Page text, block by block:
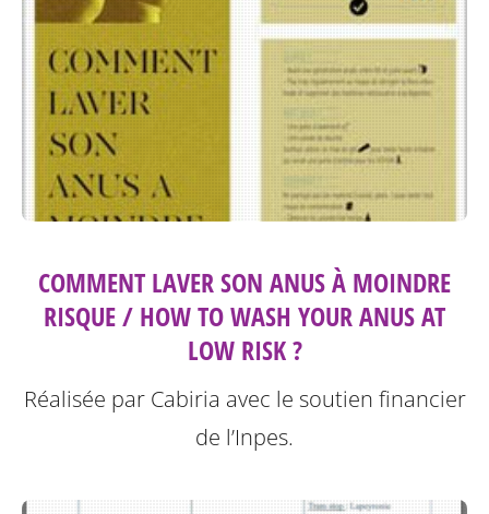
COMMENT LAVER SON ANUS À MOINDRE
RISQUE / HOW TO WASH YOUR ANUS AT
LOW RISK ?
Réalisée par Cabiria avec le soutien financier
de l’Inpes.